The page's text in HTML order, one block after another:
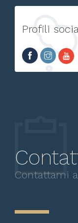
Profili
Contattami